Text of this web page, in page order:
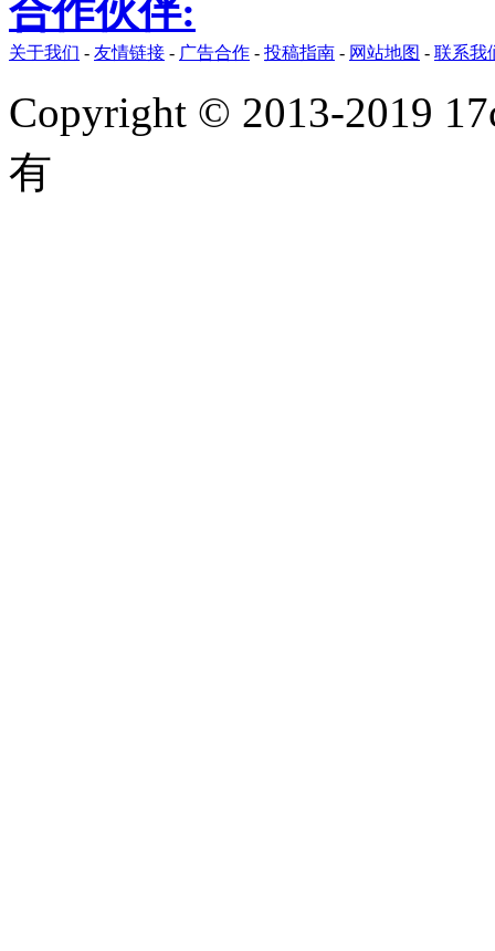
合作伙伴:
关于我们 - 友情链接 - 广告合作 - 投稿指南 - 网站地图 - 联系我
Copyright © 2013-2019
有